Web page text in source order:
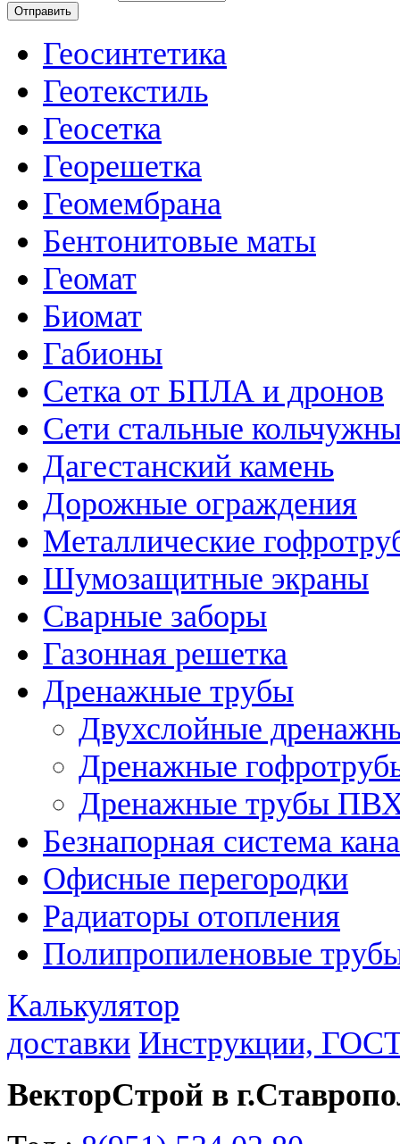
Геосинтетика
Геотекстиль
Геосетка
Георешетка
Геомембрана
Бентонитовые маты
Геомат
Биомат
Габионы
Сетка от БПЛА и дронов
Сети стальные
Дагестанский камень
Дорожные ограждения
Металлические
Шумозащитные экраны
Сварные заборы
Газонная решетка
Дренажные трубы
Двухслойные
Дренажные
Дренажные трубы
Безнапорная система
Офисные перегородки
Радиаторы отопления
Полипропиленовые
Калькулятор
доставки Инструкции,
ВекторСтрой в